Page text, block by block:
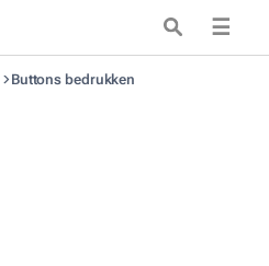
☰
Buttons bedrukken